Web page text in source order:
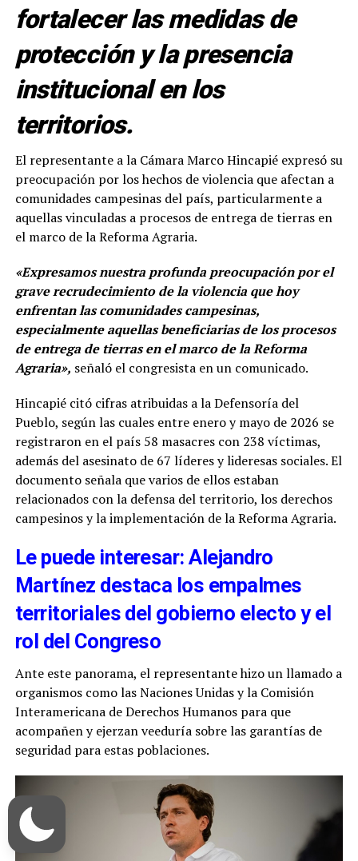
fortalecer las medidas de
protección y la presencia
institucional en los
territorios.
El representante a la Cámara Marco Hincapié expresó su
preocupación por los hechos de violencia que afectan a
comunidades campesinas del país, particularmente a
aquellas vinculadas a procesos de entrega de tierras en
el marco de la Reforma Agraria.
«Expresamos nuestra profunda preocupación por el
grave recrudecimiento de la violencia que hoy
enfrentan las comunidades campesinas,
especialmente aquellas beneficiarias de los procesos
de entrega de tierras en el marco de la Reforma
Agraria», señaló el congresista en un comunicado.
Hincapié citó cifras atribuidas a la Defensoría del
Pueblo, según las cuales entre enero y mayo de 2026 se
registraron en el país 58 masacres con 238 víctimas,
además del asesinato de 67 líderes y lideresas sociales. El
documento señala que varios de ellos estaban
relacionados con la defensa del territorio, los derechos
campesinos y la implementación de la Reforma Agraria.
Le puede interesar: Alejandro
Martínez destaca los empalmes
territoriales del gobierno electo y el
rol del Congreso
Ante este panorama, el representante hizo un llamado a
organismos como las Naciones Unidas y la Comisión
Interamericana de Derechos Humanos para que
acompañen y ejerzan veeduría sobre las garantías de
seguridad para estas poblaciones.